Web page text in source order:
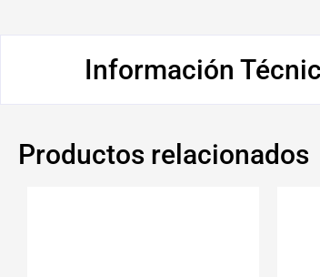
Información
Productos relacionados